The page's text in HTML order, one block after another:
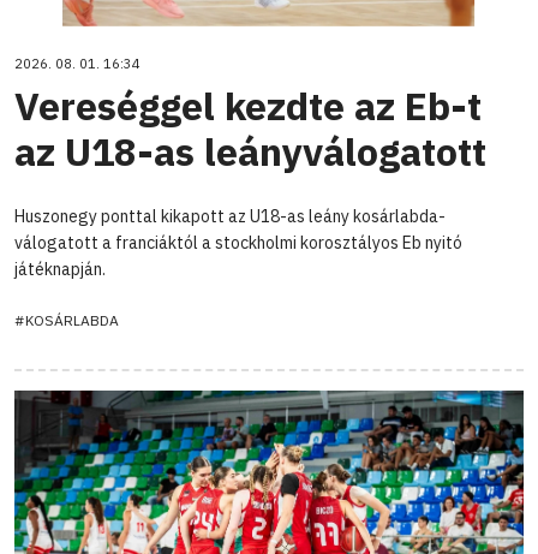
2026. 08. 01. 16:34
Vereséggel kezdte az Eb-t
az U18-as leányválogatott
Huszonegy ponttal kikapott az U18-as leány kosárlabda-
válogatott a franciáktól a stockholmi korosztályos Eb nyitó
játéknapján.
#KOSÁRLABDA